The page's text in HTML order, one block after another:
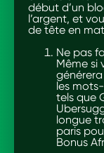
début d’un
l’argent, et
de tête en
Ne pas
Même si
les
tels que
longue
paris
Bonus